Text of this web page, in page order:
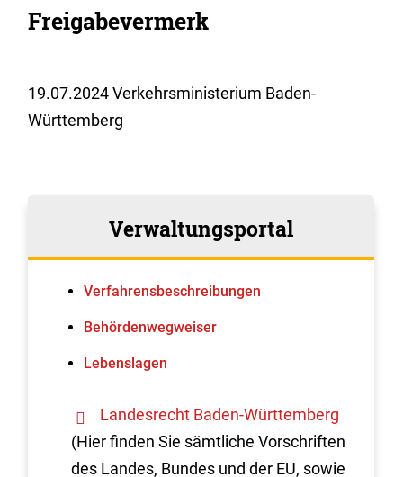
Freigabevermerk
19.07.2024 Verkehrsministerium Baden-
Württemberg
Verwaltungsportal
Verfahrens­beschreibungen
Behördenwegweiser
Lebenslagen
Landesrecht Baden-Württemberg
(Hier finden Sie sämtliche Vorschriften
des Landes, Bundes und der EU, sowie